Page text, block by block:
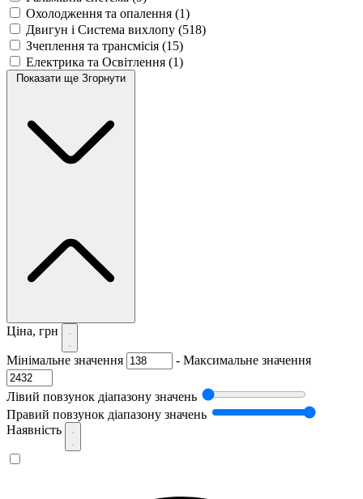
Охолодження та опалення (1)
Двигун і Система вихлопу (518)
Зчеплення та трансмісія (15)
Електрика та Освітлення (1)
Показати ще Згорнути
Ціна, грн
Мінімальне значення - Максимальне значення
Лівий повзунок діапазону значень
Правий повзунок діапазону значень
Наявність